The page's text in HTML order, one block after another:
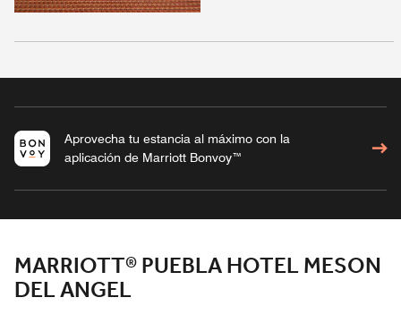
Aprovecha tu estancia al máximo con la
aplicación de Marriott Bonvoy™
MARRIOTT® PUEBLA HOTEL MESON
DEL ANGEL